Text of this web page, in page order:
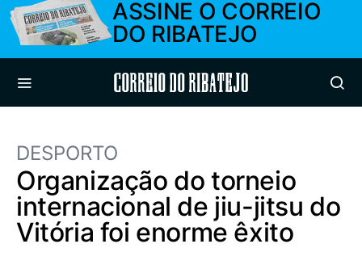
ASSINE O CORREIO
DO RIBATEJO
Correio do Ribatejo
DESPORTO
Organização do torneio
internacional de jiu-jitsu do
Vitória foi enorme êxito